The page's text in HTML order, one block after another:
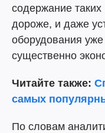
содержание
дороже, и даже
оборудования
существенно
Читайте также:
самых
По словам